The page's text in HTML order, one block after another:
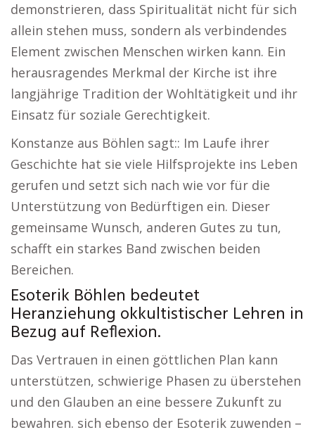
demonstrieren, dass Spiritualität nicht für sich
allein stehen muss, sondern als verbindendes
Element zwischen Menschen wirken kann. Ein
herausragendes Merkmal der Kirche ist ihre
langjährige Tradition der Wohltätigkeit und ihr
Einsatz für soziale Gerechtigkeit.
Konstanze aus Böhlen sagt:: Im Laufe ihrer
Geschichte hat sie viele Hilfsprojekte ins Leben
gerufen und setzt sich nach wie vor für die
Unterstützung von Bedürftigen ein. Dieser
gemeinsame Wunsch, anderen Gutes zu tun,
schafft ein starkes Band zwischen beiden
Bereichen.
Esoterik Böhlen bedeutet
Heranziehung okkultistischer Lehren in
Bezug auf Reflexion.
Das Vertrauen in einen göttlichen Plan kann
unterstützen, schwierige Phasen zu überstehen
und den Glauben an eine bessere Zukunft zu
bewahren. sich ebenso der Esoterik zuwenden –